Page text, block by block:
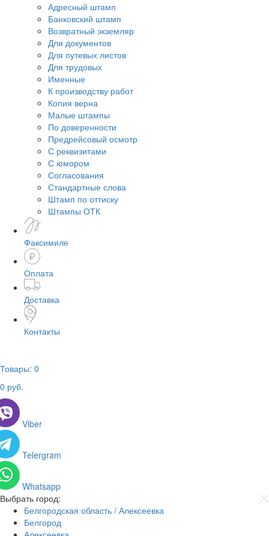
Адресный штамп
Банковский штамп
Возвратный экземляр
Для документов
Для путевых листов
Для трудовых
Именные
К производству работ
Копия верна
Малые штампы
По доверенности
Предрейсовый осмотр
С реквизитами
С юмором
Согласования
Стандартные слова
Штамп по оттиску
Штампы ОТК
Факсимиле
Оплата
Доставка
Контакты
Товары: 0
0 руб.
Viber
Telergram
Whatsapp
Выбрать город:
Белгородская область / Алексеевка
Белгород